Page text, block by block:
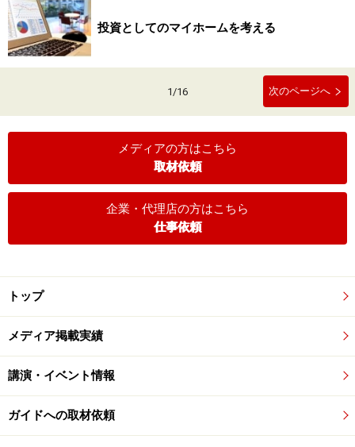
投資としてのマイホームを考える
1/16 次のページへ
メディアの方はこちら
取材依頼
企業・代理店の方はこちら
仕事依頼
トップ
メディア掲載実績
講演・イベント情報
ガイドへの取材依頼